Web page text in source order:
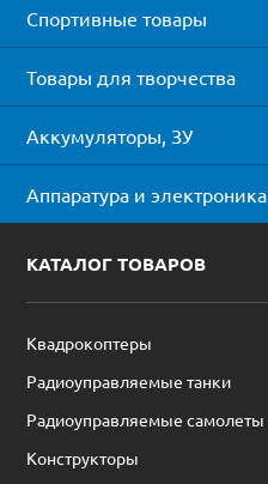
Спортивные товары
Товары для творчества
Аккумуляторы, ЗУ
Аппаратура и электроника
КАТАЛОГ ТОВАРОВ
Квадрокоптеры
Радиоуправляемые танки
Радиоуправляемые самолеты
Конструкторы